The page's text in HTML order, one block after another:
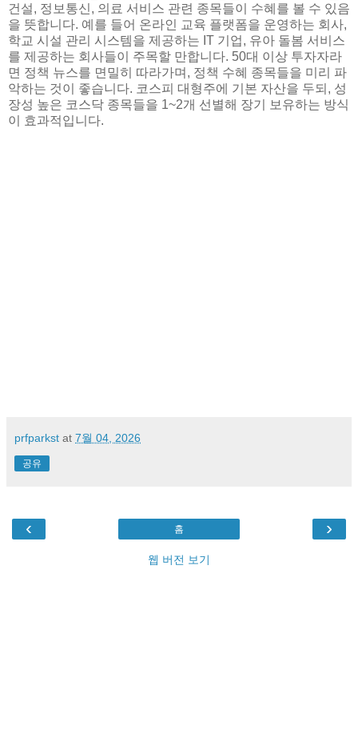
건설, 정보통신, 의료 서비스 관련 종목들이 수혜를 볼 수 있음
을 뜻합니다. 예를 들어 온라인 교육 플랫폼을 운영하는 회사,
학교 시설 관리 시스템을 제공하는 IT 기업, 유아 돌봄 서비스
를 제공하는 회사들이 주목할 만합니다. 50대 이상 투자자라
면 정책 뉴스를 면밀히 따라가며, 정책 수혜 종목들을 미리 파
악하는 것이 좋습니다. 코스피 대형주에 기본 자산을 두되, 성
장성 높은 코스닥 종목들을 1~2개 선별해 장기 보유하는 방식
이 효과적입니다.
prfparkst at 7월 04, 2026
공유
‹ ›
홈
웹 버전 보기